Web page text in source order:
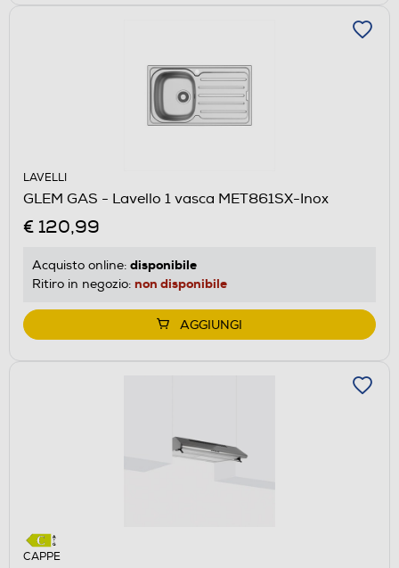
LAVELLI
GLEM GAS - Lavello 1 vasca MET861SX-Inox
€ 120,99
Acquisto online: disponibile
Ritiro in negozio: non disponibile
AGGIUNGI
CAPPE